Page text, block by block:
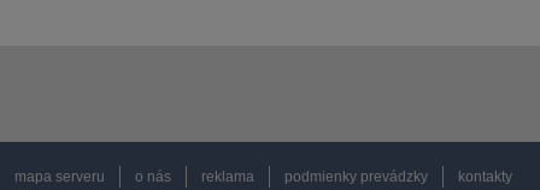
mapa serveru o nás reklama podmienky prevádzky
kontakty